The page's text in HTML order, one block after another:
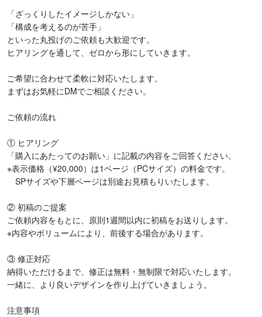
「ざっくりしたイメージしかない」
「構成を考えるのが苦手」
といった丸投げのご依頼も大歓迎です。
ヒアリングを通して、ゼロから形にしていきます。
ご希望に合わせて柔軟に対応いたします。
まずはお気軽にDMでご相談ください。
ご依頼の流れ
① ヒアリング
「購入にあたってのお願い」に記載の内容をご回答ください。
※表示価格（¥20,000）は1ページ（PCサイズ）の料金です。
SPサイズや下層ページは別途お見積もりいたします。
② 初稿のご提案
ご依頼内容をもとに、原則1週間以内に初稿をお送りします。
※内容やボリュームにより、前後する場合があります。
③ 修正対応
納得いただけるまで、修正は無料・無制限で対応いたします。
一緒に、より良いデザインを作り上げていきましょう。
注意事項